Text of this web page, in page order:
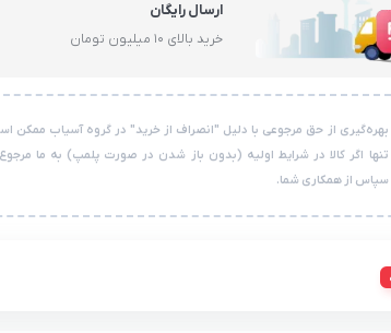
ارسال رایگان
خرید بالای ۱۰ میلیون تومان
بهره‌گیری از حق مرجوعی با دلیل "انصراف از خرید" در گروه آسیاب ممکن
تنها اگر کالا در شرایط اولیه (بدون باز شدن در صورت پلمپ) به ما
سپاس از همکاری شما.